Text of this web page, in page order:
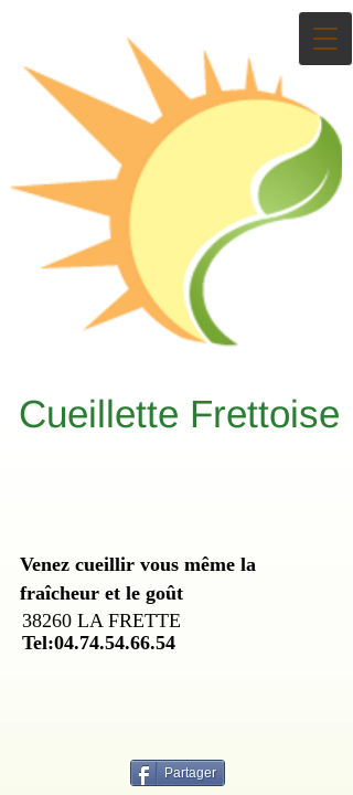
Cueillette Frettoise
Venez cueillir vous même la
fraîcheur et le goût
38260 LA FRETTE
Tel:04.74.54.66.54
Partager